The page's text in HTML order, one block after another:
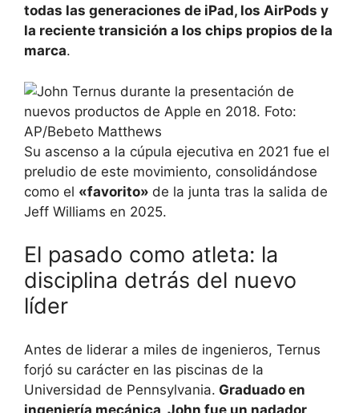
todas las generaciones de iPad, los AirPods y
la reciente transición a los chips propios de la
marca.
Su ascenso a la cúpula ejecutiva en 2021 fue el
preludio de este movimiento, consolidándose
como el «favorito» de la junta tras la salida de
Jeff Williams en 2025.
El pasado como atleta: la
disciplina detrás del nuevo
líder
Antes de liderar a miles de ingenieros, Ternus
forjó su carácter en las piscinas de la
Universidad de Pennsylvania. Graduado en
ingeniería mecánica, John fue un nadador